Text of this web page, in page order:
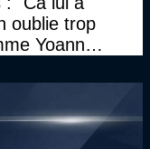
oublie trop
Yoann